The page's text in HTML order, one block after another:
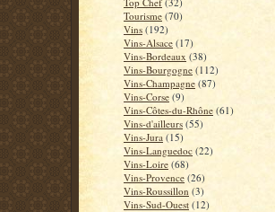
Tourisme (70)
Vins (192)
Vins-Alsace (17)
Vins-Bordeaux (38)
Vins-Bourgogne (112)
Vins-Champagne (87)
Vins-Corse (9)
Vins-Côtes-du-Rhône (61)
Vins-d'ailleurs (55)
Vins-Jura (15)
Vins-Languedoc (22)
Vins-Loire (68)
Vins-Provence (26)
Vins-Roussillon (3)
Vins-Sud-Ouest (12)